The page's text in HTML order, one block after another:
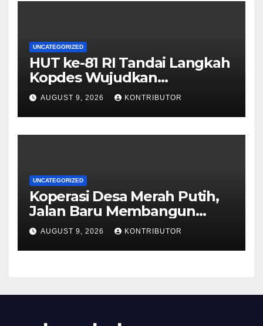
UNCATEGORIZED
HUT ke-81 RI Tandai Langkah
Kopdes Wujudkan
Kedaulatan Pangan dari Akar
Rumput
AUGUST 9, 2026 KONTRIBUTOR
UNCATEGORIZED
Koperasi Desa Merah Putih,
Jalan Baru Membangun
Kemandirian Ekonomi Papua
AUGUST 9, 2026 KONTRIBUTOR